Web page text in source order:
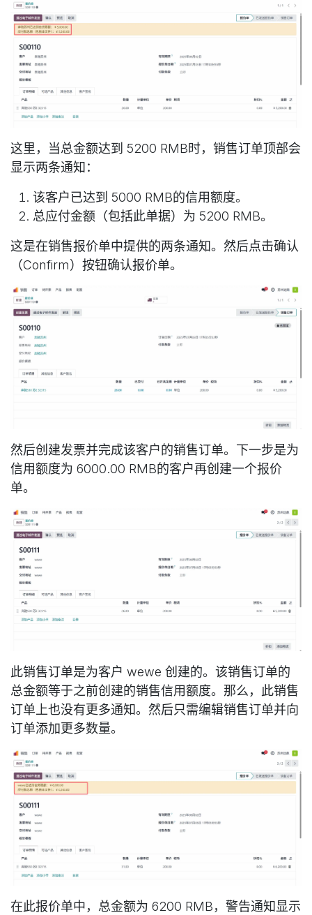
这里，当总金额达到 5200 RMB时，销售订单顶部会
显示两条通知：
该客户已达到 5000 RMB的信用额度。
总应付金额（包括此单据）为 5200 RMB。
这是在销售报价单中提供的两条通知。然后点击确认
（Confirm）按钮确认报价单。
然后创建发票并完成该客户的销售订单。下一步是为
信用额度为 6000.00 RMB的客户再创建一个报价
单。
此销售订单是为客户 wewe 创建的。该销售订单的
总金额等于之前创建的销售信用额度。那么，此销售
订单上也没有更多通知。然后只需编辑销售订单并向
订单添加更多数量。
在此报价单中，总金额为 6200 RMB，警告通知显示